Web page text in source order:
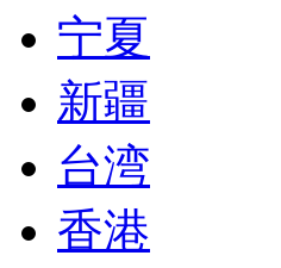
宁夏
新疆
台湾
香港